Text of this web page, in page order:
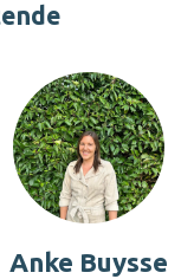
Anke Buysse